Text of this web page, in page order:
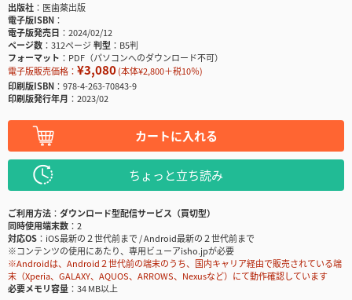
出版社
医歯薬出版
電子版ISBN
電子版発売日
2024/02/12
ページ数
312ページ判型
B5判
フォーマット
PDF（パソコンへのダウンロード不可）
電子版販売価格： ¥3,080(本体¥2,800＋税10％)
印刷版ISBN
978-4-263-70843-9
印刷版発行年月
2023/02
カートに入れる
ちょっと立ち読み
ご利用方法
ダウンロード型配信サービス（買切型）
同時使用端末数
2
対応OS
iOS最新の２世代前まで / Android最新の２世代前まで
※コンテンツの使用にあたり、専用ビューアisho.jpが必要
※Androidは、Android２世代前の端末のうち、国内キャリア経由で販売されている端
末（Xperia、GALAXY、AQUOS、ARROWS、Nexusなど）にて動作確認しています
必要メモリ容量
34 MB以上